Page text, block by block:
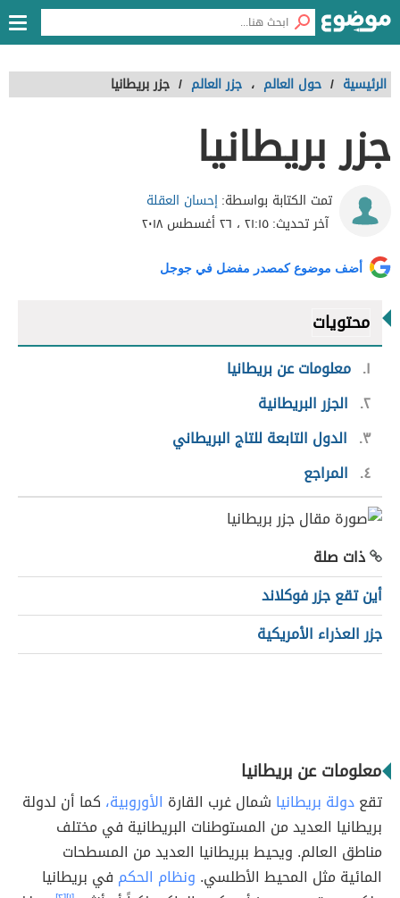
الرئيسية / حول العالم ، جزر العالم / جزر بريطانيا
جزر بريطانيا
تمت الكتابة بواسطة:إحسان العقلة
آخر تحديث:٢١:١٥ ، ٢٦ أغسطس ٢٠١٨
أضف موضوع كمصدر مفضل في جوجل
محتويات
١ معلومات عن بريطانيا
٢ الجزر البريطانية
٣
الدول التابعة للتاج البريطاني
٤
المراجع
ذات صلة
أين تقع جزر فوكلاند
جزر العذراء الأمريكية
معلومات عن بريطانيا
تقعدولة بريطانيا شمال غرب القارة الأوروبية، كما أن لدولة
بريطانيا العديد من المستوطنات البريطانية في مختلف
مناطق العالم. ويحيط ببريطانيا العديد من المسطحات
المائية مثل المحيط الأطلسي. ونظام الحكم في بريطانيا